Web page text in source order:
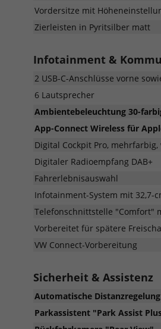
Vordersitze mit
Zierleisten in Pyritsilber matt
Infotainment &
2 USB-C-Anschlüsse vorne
6 Lautsprecher
Ambientebeleuchtung 30-
App-Connect Wireless für
Digital Cockpit Pro,
Digitaler Radioempfang DAB+
Fahrerlebnisauswahl
Infotainment-System mit 32,7-
Telefonschnittstelle "Comfort"
Vorbereitet für spätere
VW Connect-Vorbereitung
Sicherheit & Assistenz
Automatische Distanzregelung
Parkassistent "Park Assist